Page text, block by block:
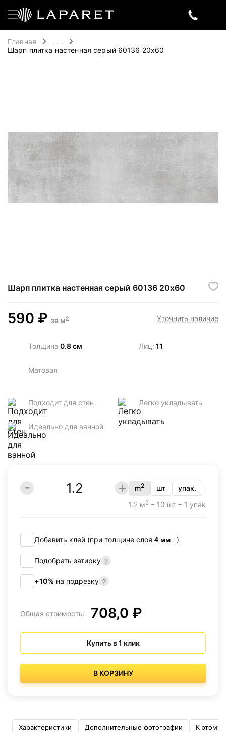
Главная
. . .
Шарп плитка настенная серый 60136 20х60
Шарп плитка настенная серый 60136 20х60
590 ₽ за м2 Уточнить наличие
Толщина 0.8 см Лиц: 11
Матовая
Подходит для стен Легко укладывать
Идеально для ванной
m2 шт
упак.
1.2 м2 = 10 шт = 1 упак
Добавить клей (при толщине слоя )
Подобрать затирку
+10% на подрезку
Общая стоимость: 708,0 ₽
Купить в 1 клик
В КОРЗИНУ
Характеристики Дополнительные фотографии К этому